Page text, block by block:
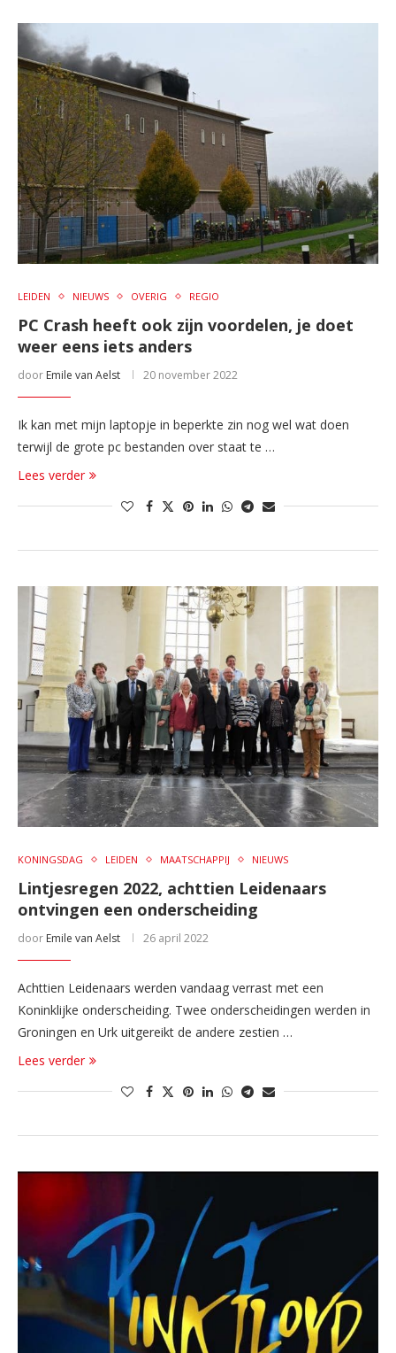
LEIDEN NIEUWS OVERIG REGIO
PC Crash heeft ook zijn voordelen, je doet
weer eens iets anders
door Emile van Aelst 20 november 2022
Ik kan met mijn laptopje in beperkte zin nog wel wat doen
terwijl de grote pc bestanden over staat te …
Lees verder
KONINGSDAG LEIDEN MAATSCHAPPIJ NIEUWS
Lintjesregen 2022, achttien Leidenaars
ontvingen een onderscheiding
door Emile van Aelst 26 april 2022
Achttien Leidenaars werden vandaag verrast met een
Koninklijke onderscheiding. Twee onderscheidingen werden in
Groningen en Urk uitgereikt de andere zestien …
Lees verder